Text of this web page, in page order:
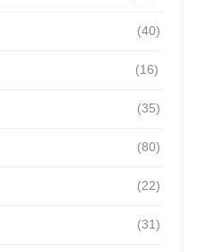
(40)
(16)
(35)
(80)
(22)
(31)